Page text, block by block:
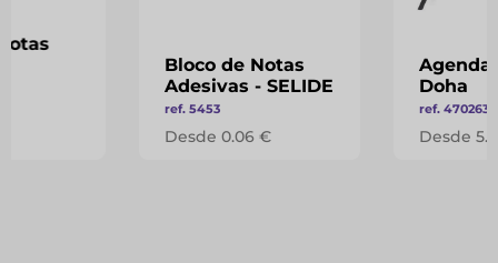
Bloco de Notas
Adesivas - SELIDE
ref. 5453
Desde 0.06 €
Agenda
Doha
ref. 470263
Desde